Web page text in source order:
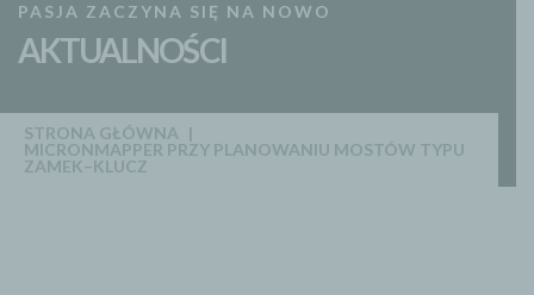
PASJA ZACZYNA SIĘ NA NOWO
AKTUALNOŚCI
STRONA GŁÓWNA
MICRONMAPPER PRZY PLANOWANIU MOSTÓW TYPU
ZAMEK–KLUCZ